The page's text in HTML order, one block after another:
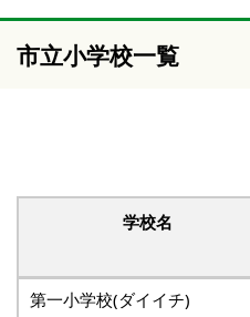
市立小学校一覧
学校名
第一小学校(ダイイチ)